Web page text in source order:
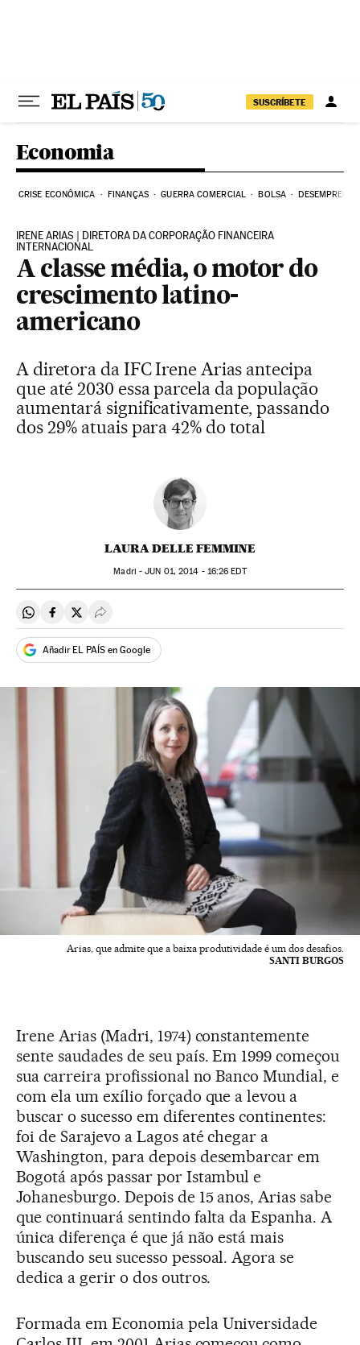
SUSCRÍBETE
Economia
CRISE ECONÔMICA FINANÇAS GUERRA COMERCIAL BOLSA DESEMPREGO
IRENE ARIAS | DIRETORA DA CORPORAÇÃO FINANCEIRA
INTERNACIONAL
A classe média, o motor do
crescimento latino-
americano
A diretora da IFC Irene Arias antecipa
que até 2030 essa parcela da população
aumentará significativamente, passando
dos 29% atuais para 42% do total
LAURA DELLE FEMMINE
Madri -JUN 01, 2014 - 16:26 EDT
Compartir en Whatsapp
Compartir en Facebook
Compartir en Twitter
Desplegar Redes Sociales
Añadir EL PAÍS en Google
Arias, que admite que a baixa produtividade é um dos desafios.
SANTI BURGOS
Irene Arias (Madri, 1974) constantemente
sente saudades de seu país. Em 1999 começou
sua carreira profissional no Banco Mundial, e
com ela um exílio forçado que a levou a
buscar o sucesso em diferentes continentes:
foi de Sarajevo a Lagos até chegar a
Washington, para depois desembarcar em
Bogotá após passar por Istambul e
Johanesburgo. Depois de 15 anos, Arias sabe
que continuará sentindo falta da Espanha. A
única diferença é que já não está mais
buscando seu sucesso pessoal. Agora se
dedica a gerir o dos outros.
Formada em Economia pela Universidade